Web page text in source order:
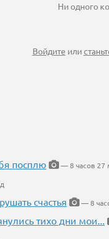
Ни одного
Войдите или
посплю
— 8 часов 27
счастья
— 8
тихо дни мои...